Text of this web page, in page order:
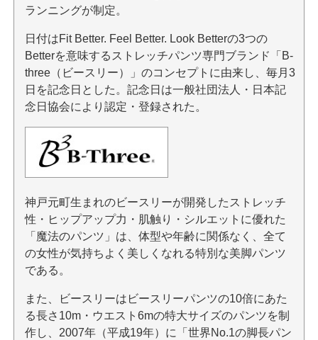
ランニングが制定。
日付はFit Better. Feel Better. Look Betterの3つの
Betterを意味するストレッチパンツ専門ブランド「B-
three（ビースリー）」のコンセプトに由来し、毎月3
日を記念日とした。記念日は一般社団法人・日本記
念日協会により認定・登録された。
神戸元町生まれのビースリーが開発したストレッチ
性・ヒップアップ力・肌触り・シルエットに優れた
「魔法のパンツ」は、体型や年齢に関係なく、全て
の女性が気持ちよく美しくなれる特別な美脚パンツ
である。
また、ビースリーはビースリーパンツの10倍にあた
る長さ10m・ウエスト6mの特大サイズのパンツを制
作し、2007年（平成19年）に「世界No.1の脚長パン